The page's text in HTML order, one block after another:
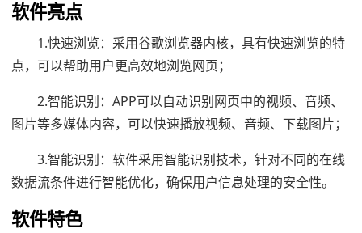
软件亮点
1.快速浏览：采用谷歌浏览器内核，具有快速浏览的特
点，可以帮助用户更高效地浏览网页；
2.智能识别：APP可以自动识别网页中的视频、音频、
图片等多媒体内容，可以快速播放视频、音频、下载图片；
3.智能识别：软件采用智能识别技术，针对不同的在线
数据流条件进行智能优化，确保用户信息处理的安全性。
软件特色